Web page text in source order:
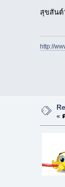
สุขสันต์
http://
«